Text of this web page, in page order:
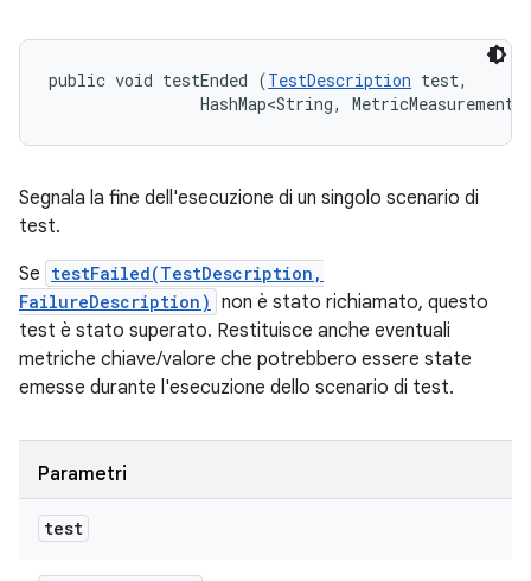
public void testEnded (TestDescription test,
HashMap<String,
Segnala la fine dell'esecuzione di un singolo scenario di
test.
Se testFailed(TestDescription,
FailureDescription) non è stato richiamato, questo
test è stato superato. Restituisce anche eventuali
metriche chiave/valore che potrebbero essere state
emesse durante l'esecuzione dello scenario di test.
Parametri
test